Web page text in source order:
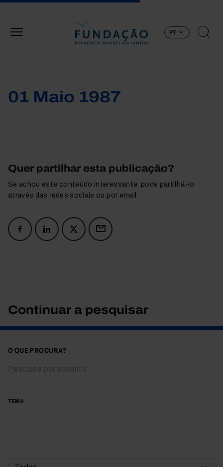
PT
01 Maio 1987
Quer partilhar esta publicação?
Se achou este conteúdo interessante, pode partilhá-lo
através das redes sociais ou por email.
Continuar a pesquisar
O QUE PROCURA?
TEMA